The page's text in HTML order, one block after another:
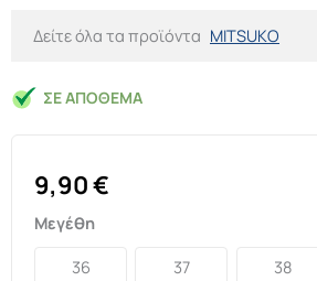
Δείτε όλα τα προϊόντα MITSUKO
ΣΕ ΑΠΌΘΕΜΑ
9,90€
Μεγέθη
36 37 38